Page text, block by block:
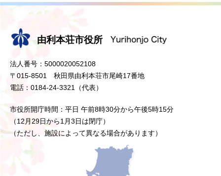
由利本荘市役所
法人番号：5000020052108
〒015-8501 秋田県由利本荘市尾崎17番地
電話：0184-24-3321（代表）
市役所開庁時間：平日 午前8時30分から午後5時15分
（12月29日から1月3日は閉庁）
（ただし、施設によって異なる場合があります）